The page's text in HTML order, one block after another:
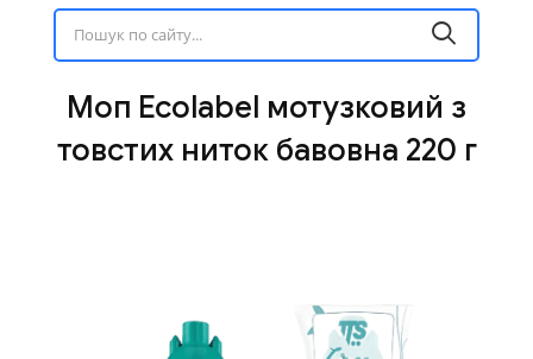
Моп Ecolabel мотузковий з
товстих ниток бавовна 220 г